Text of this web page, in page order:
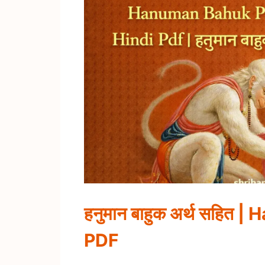
हनुमान बाहुक अर्थ सहित
PDF